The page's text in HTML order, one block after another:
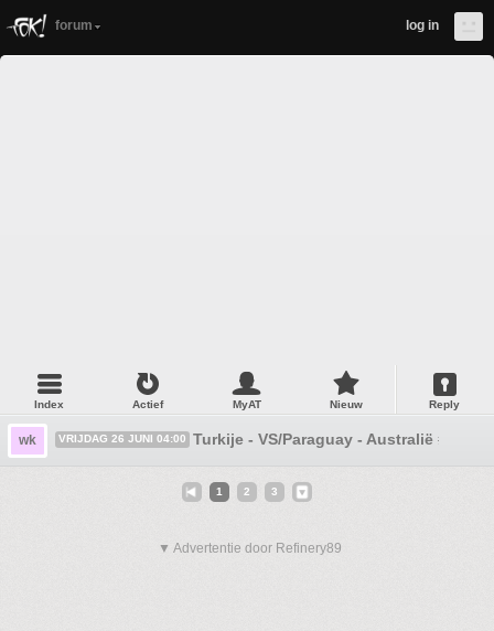
forum log in
Index Actief MyAT Nieuw Reply
wk VRIJDAG 26 JUNI 04:00 Turkije - VS/Paraguay - Australië #1
1 2 3
▼ Advertentie door Refinery89